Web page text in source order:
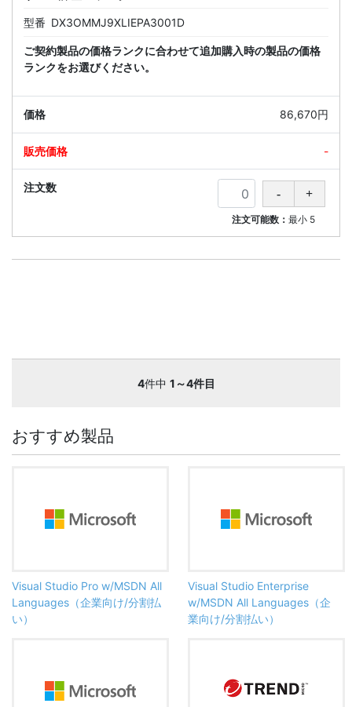
型番 DX3OMMJ9XLIEPA3001D
ご契約製品の価格ランクに合わせて追加購入時の製品の価格
ランクをお選びください。
86,670円
-
注文可能数： 最小 5
4件中 1～4件目
おすすめ製品
Visual Studio Pro w/MSDN All
Languages（企業向け/分割払
い）
Visual Studio Enterprise
w/MSDN All Languages（企
業向け/分割払い）